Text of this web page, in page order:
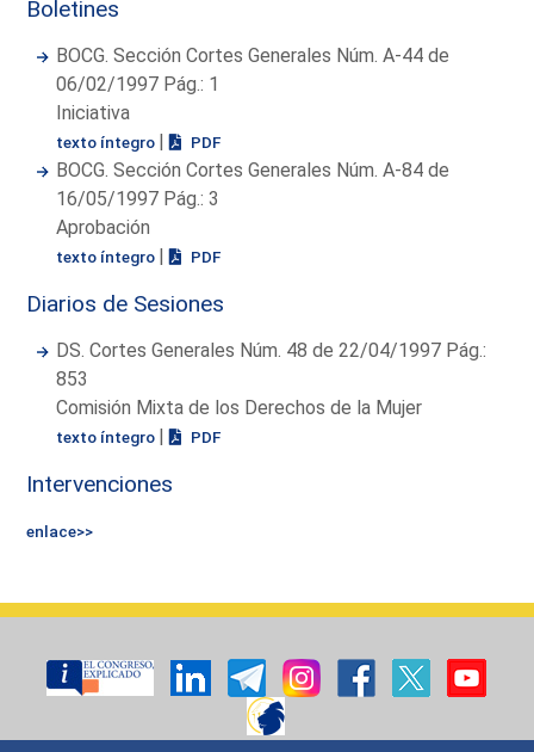
Boletines
BOCG. Sección Cortes Generales Núm. A-44 de
06/02/1997 Pág.: 1
Iniciativa
texto íntegro | PDF
BOCG. Sección Cortes Generales Núm. A-84 de
16/05/1997 Pág.: 3
Aprobación
texto íntegro | PDF
Diarios de Sesiones
DS. Cortes Generales Núm. 48 de 22/04/1997 Pág.:
853
Comisión Mixta de los Derechos de la Mujer
texto íntegro | PDF
Intervenciones
enlace>>